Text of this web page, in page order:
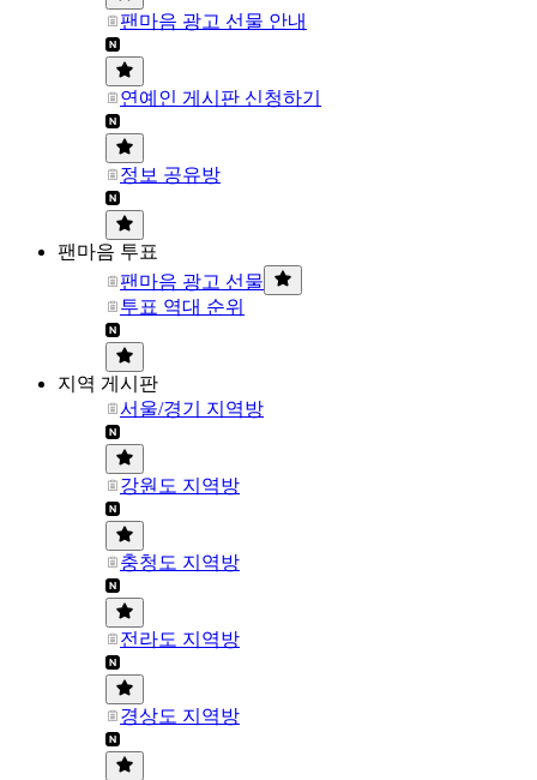
팬마음 광고 선물 안내
연예인 게시판 신청하기
정보 공유방
팬마음 투표
팬마음 광고 선물
투표 역대 순위
지역 게시판
서울/경기 지역방
강원도 지역방
충청도 지역방
전라도 지역방
경상도 지역방